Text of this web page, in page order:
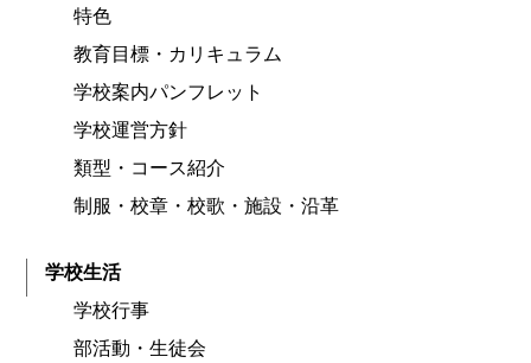
特色
教育目標・カリキュラム
学校案内パンフレット
学校運営方針
類型・コース紹介
制服・校章・校歌・施設・沿革
学校生活
学校行事
部活動・生徒会